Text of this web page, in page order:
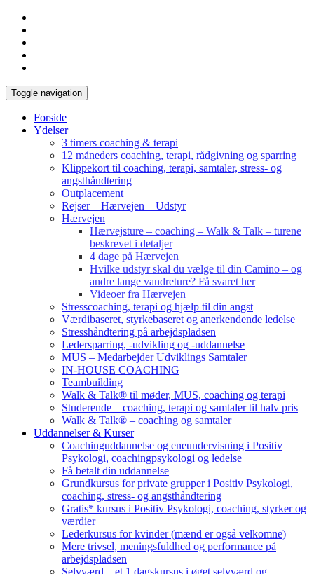
Toggle navigation
Forside
Ydelser
3 timers coaching & terapi
12 måneders coaching, terapi, rådgivning og sparring
Klippekort til coaching, terapi, samtaler, stress- og
angsthåndtering
Outplacement
Rejser – Hærvejen – Udstyr
Hærvejen
Hærvejsture – coaching – Walk & Talk – turene
beskrevet i detaljer
4 dage på Hærvejen
Hvilke udstyr skal du vælge til din Camino – og
andre lange vandreture? Få svaret her
Videoer fra Hærvejen
Stresscoaching, terapi og hjælp til din angst
Værdibaseret, styrkebaseret og anerkendende ledelse
Stresshåndtering på arbejdspladsen
Ledersparring, -udvikling og -uddannelse
MUS – Medarbejder Udviklings Samtaler
IN-HOUSE COACHING
Teambuilding
Walk & Talk® til møder, MUS, coaching og terapi
Studerende – coaching, terapi og samtaler til halv pris
Walk & Talk® – coaching og samtaler
Uddannelser & Kurser
Coachinguddannelse og eneundervisning i Positiv
Psykologi, coachingpsykologi og ledelse
Få betalt din uddannelse
Grundkursus for private grupper i Positiv Psykologi,
coaching, stress- og angsthåndtering
Gratis* kursus i Positiv Psykologi, coaching, styrker og
værdier
Lederkursus for kvinder (mænd er også velkomne)
Mere trivsel, meningsfuldhed og performance på
arbejdspladsen
Selvværd – et 1 dagskursus i øget selvværd og